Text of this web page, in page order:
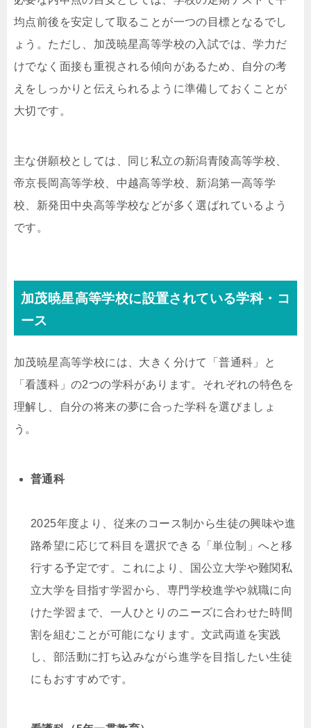
均点前後を安定して取ることが一つの目標となるでし
ょう。ただし、加茂暁星高等学校の入試では、学力だ
けでなく面接も重視される傾向があるため、自分の考
えをしっかりと伝えられるように準備しておくことが
大切です。
主な併願校としては、同じ私立の新潟青陵高等学校、
帝京長岡高等学校、中越高等学校、新潟第一高等学
校、新発田中央高等学校などが多く選ばれているよう
です。
加茂暁星高等学校に設置されている学科・コ
ース
加茂暁星高等学校には、大きく分けて「普通科」と
「看護科」の2つの学科があります。それぞれの特色を
理解し、自分の将来の夢に合った学科を選びましょ
う。
普通科
2025年度より、従来のコース制から生徒の興味や進
路希望に応じて科目を選択できる「単位制」へと移
行する予定です。これにより、国公立大学や難関私
立大学を目指す学習から、専門学校進学や就職に向
けた学習まで、一人ひとりのニーズに合わせた時間
割を組むことが可能になります。文武両道を実践
し、部活動に打ち込みながら進学を目指したい生徒
にもおすすめです。